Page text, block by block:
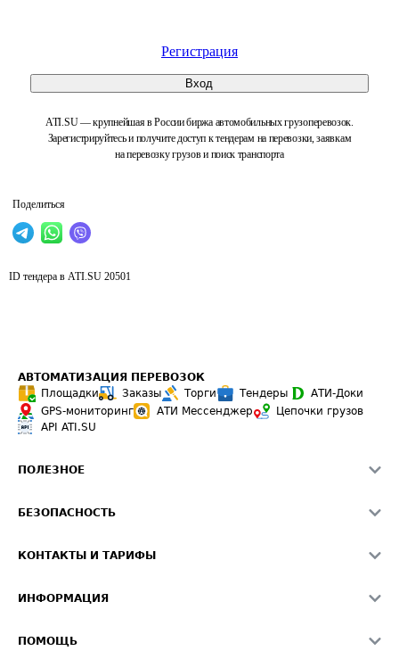
Регистрация
Вход
ATI.SU — крупнейшая в России биржа автомобильных грузоперевозок.
Зарегистрируйтесь и получите доступ к тендерам на перевозки, заявкам
на перевозку грузов и поиск транспорта
Поделиться
ID тендера в ATI.SU 20501
АВТОМАТИЗАЦИЯ ПЕРЕВОЗОК
Площадки
Заказы Торги Тендеры
АТИ-Доки
GPS-мониторинг
АТИ Мессенджер
Цепочки грузов
API ATI.SU
ПОЛЕЗНОЕ
Звезды ATI.SU на вашем сайте
Средние ставки
БЕЗОПАСНОСТЬ
Светофор+
О формировании Паспорта
КОНТАКТЫ И ТАРИФЫ
Реклама на сайте
ИНФОРМАЦИЯ
ПОМОЩЬ